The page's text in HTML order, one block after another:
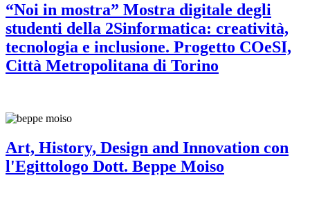
“Noi in mostra” Mostra digitale degli
studenti della 2Sinformatica: creatività,
tecnologia e inclusione. Progetto COeSI,
Città Metropolitana di Torino
Art, History, Design and Innovation con
l'Egittologo Dott. Beppe Moiso